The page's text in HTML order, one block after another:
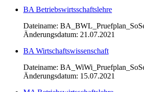
BA Betriebswirtsschaftslehre
Dateiname:
Änderungsdatum: 21.07.2021
BA Wirtschaftswissenschaft
Dateiname:
Änderungsdatum: 15.07.2021